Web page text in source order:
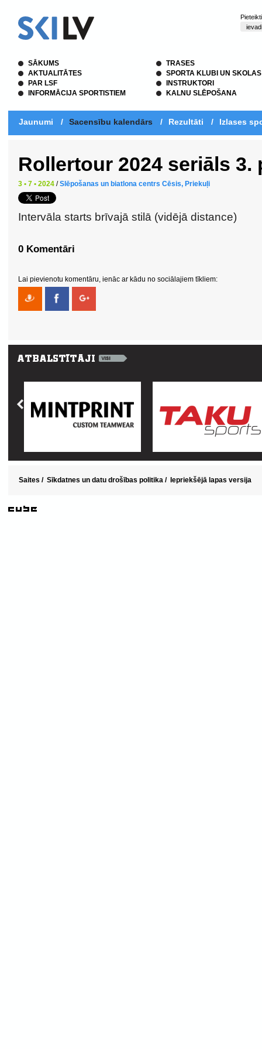
SĀKUMS
AKTUALITĀTES
PAR LSF
INFORMĀCIJA SPORTISTIEM
TRASES
SPORTA KLUBI UN SKOLAS
INSTRUKTORI
KALNU SLĒPOŠANA
Jaunumi / Sacensību kalendārs / Rezultāti / Izlases
Rollertour 2024 seriāls 3.
3 • 7 • 2024 /Slēpošanas un biatlona centrs Cēsis, Priekuļi
Intervāla starts brīvajā stilā (vidējā distance)
0 Komentāri
Lai pievienotu komentāru, ienāc ar kādu no sociālajiem tīkliem:
Saites / Sīkdatnes un datu drošības politika / Iepriekšējā lapas versija